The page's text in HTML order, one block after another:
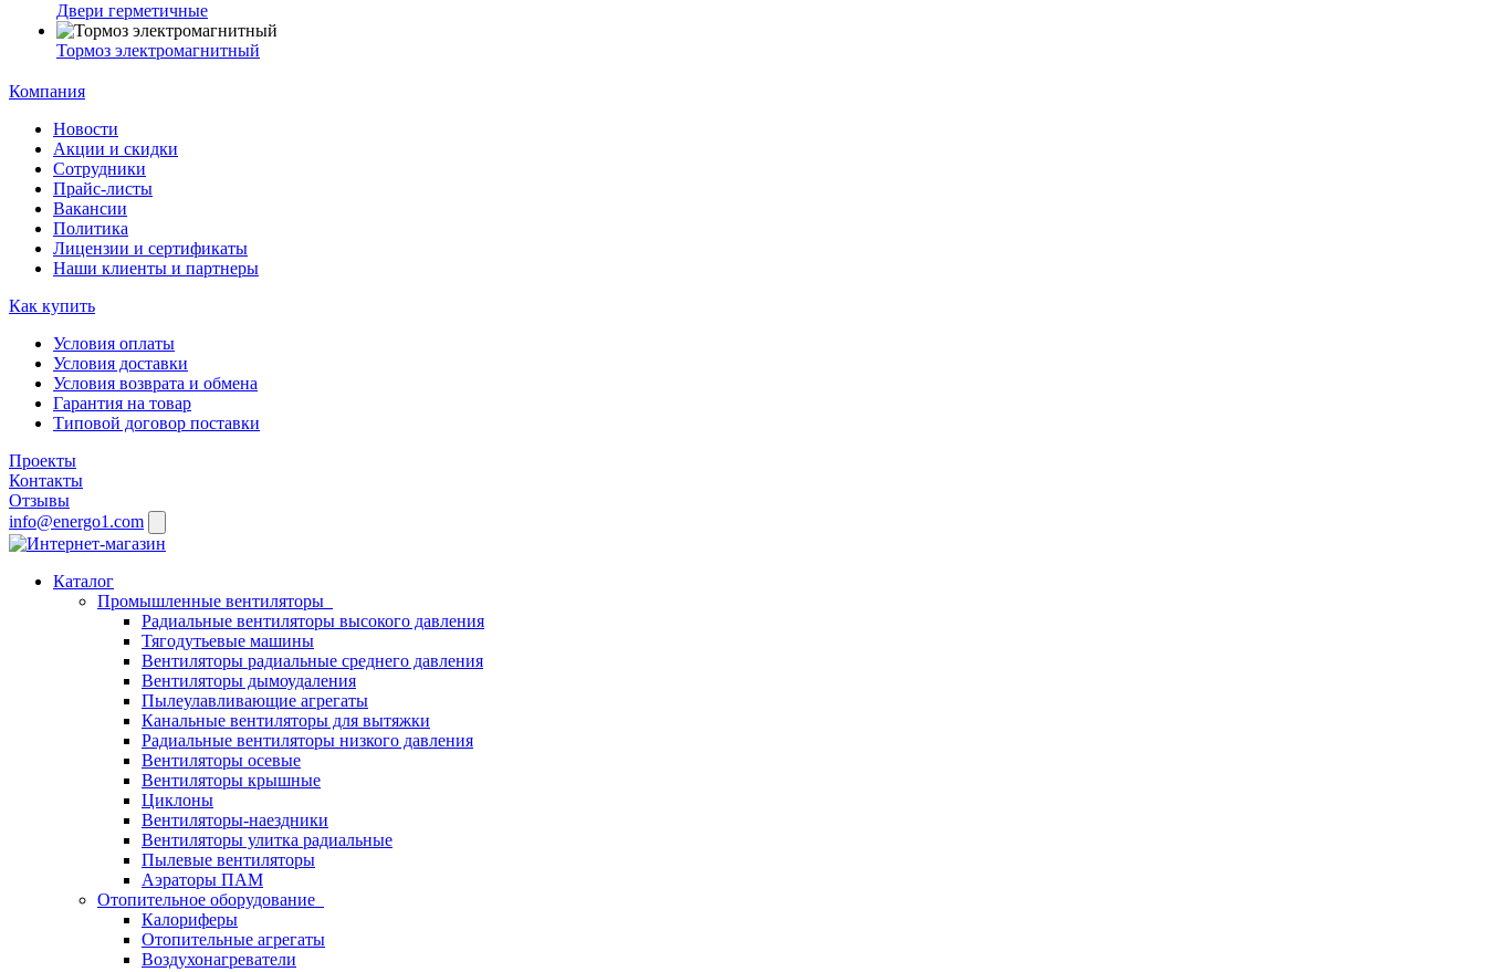
Двери герметичные
Тормоз электромагнитный
Компания
Новости
Акции и скидки
Сотрудники
Прайс-листы
Вакансии
Политика
Лицензии и сертификаты
Наши клиенты и партнеры
Как купить
Условия оплаты
Условия доставки
Условия возврата и обмена
Гарантия на товар
Типовой договор поставки
Проекты
Контакты
Отзывы
info@energo1.com
Каталог
Промышленные вентиляторы
Радиальные вентиляторы высокого давления
Тягодутьевые машины
Вентиляторы радиальные среднего давления
Вентиляторы дымоудаления
Пылеулавливающие агрегаты
Канальные вентиляторы для вытяжки
Радиальные вентиляторы низкого давления
Вентиляторы осевые
Вентиляторы крышные
Циклоны
Вентиляторы-наездники
Вентиляторы улитка радиальные
Пылевые вентиляторы
Аэраторы ПАМ
Отопительное оборудование
Калориферы
Отопительные агрегаты
Воздухонагреватели